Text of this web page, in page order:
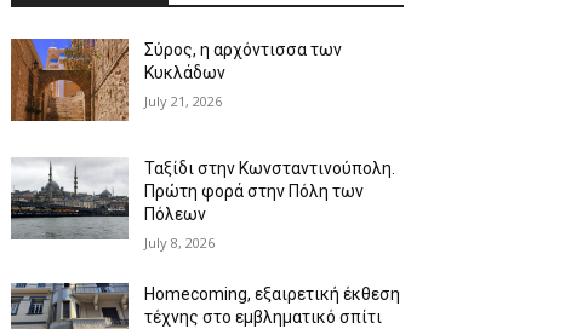
Σύρος, η αρχόντισσα των
Κυκλάδων
July 21, 2026
Ταξίδι στην Κωνσταντινούπολη.
Πρώτη φορά στην Πόλη των
Πόλεων
July 8, 2026
Homecoming, εξαιρετική έκθεση
τέχνης στο εμβληματικό σπίτι